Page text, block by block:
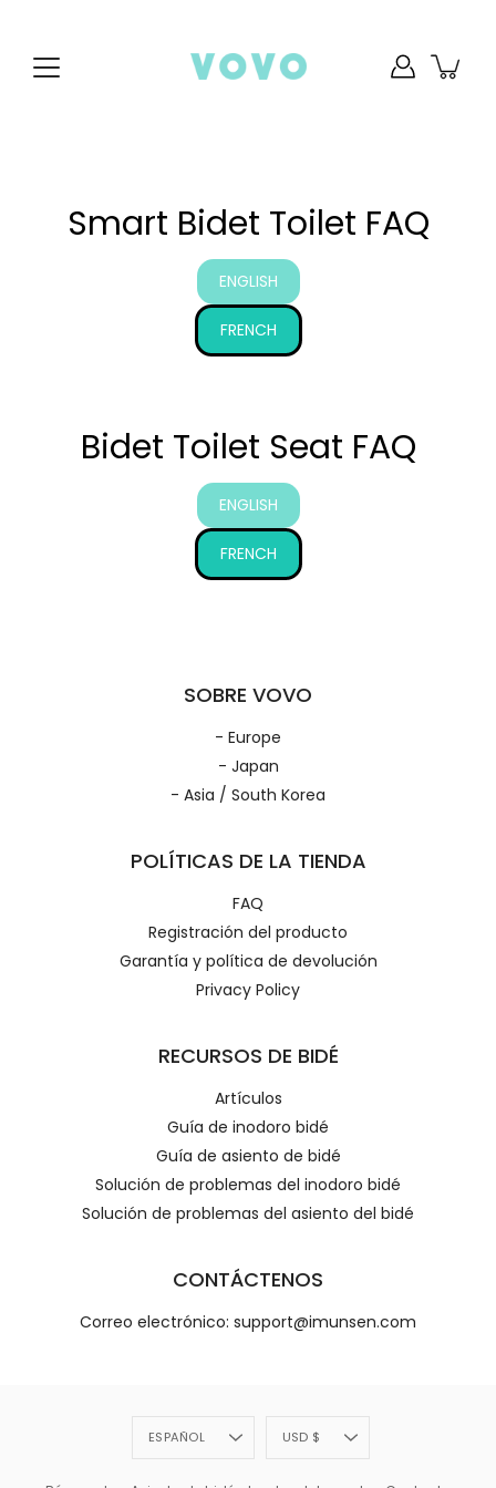
contenido
Smart Bidet Toilet FAQ
ENGLISH
FRENCH
Bidet Toilet Seat FAQ
ENGLISH
FRENCH
SOBRE VOVO
- Europe
- Japan
- Asia / South Korea
POLÍTICAS DE LA TIENDA
FAQ
Registración del producto
Garantía y política de devolución
Privacy Policy
RECURSOS DE BIDÉ
Artículos
Guía de inodoro bidé
Guía de asiento de bidé
Solución de problemas del inodoro bidé
Solución de problemas del asiento del bidé
CONTÁCTENOS
Correo electrónico: support@imunsen.com
Idioma
ESPAÑOL Divisa
USD $